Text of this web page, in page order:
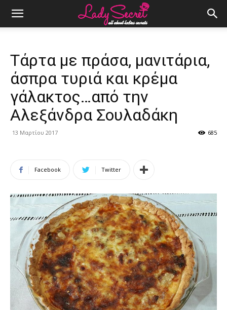
Τάρτα με πράσα, μανιτάρια,
άσπρα τυριά και κρέμα
γάλακτος…από την
Αλεξάνδρα Σουλαδάκη
13 Μαρτίου 2017 685
Facebook Twitter